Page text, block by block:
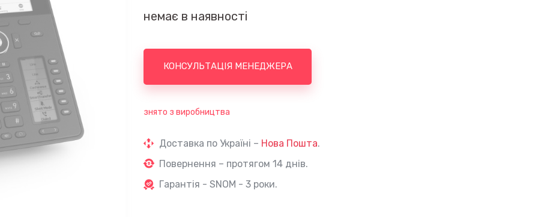
немає в наявності
КОНСУЛЬТАЦІЯ МЕНЕДЖЕРА
знято з виробництва
Доставка по Україні – Нова Пошта.
Повернення – протягом 14 днів.
Гарантія - SNOM - 3 роки.